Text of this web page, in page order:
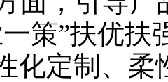
策”扶优
化定制、